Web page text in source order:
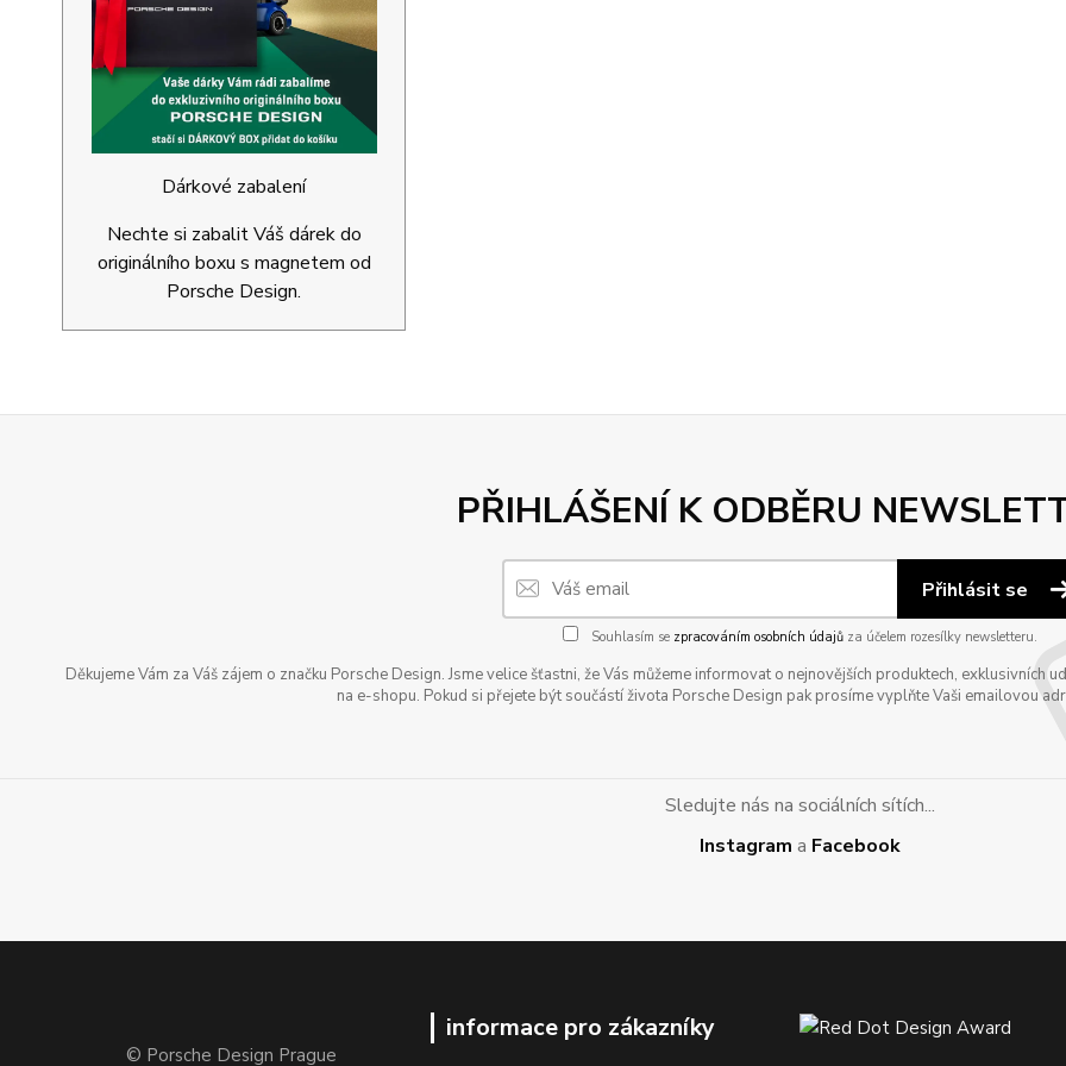
Dárkové zabalení
Nechte si zabalit Váš dárek do
originálního boxu s magnetem od
Porsche Design.
PŘIHLÁŠENÍ K ODBĚRU
Přihlásit se
Souhlasím se zpracováním osobních údajůza účelem rozesílky newsletteru.
Děkujeme Vám za Váš zájem o značku Porsche Design. Jsme velice šťastni, že Vás můžeme informovat o nejnovějších produktech, exklusivních
na e-shopu. Pokud si přejete být součástí života Porsche Design pak prosíme vyplňte Vaši emailovou
Sledujte nás na sociálních sítích...
Instagram a Facebook
© Porsche Design Prague
informace pro zákazníky